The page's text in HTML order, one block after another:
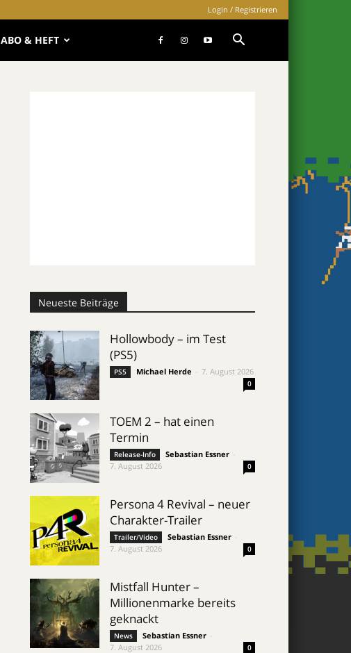
Login / Registrieren
ABO & HEFT
Neueste Beiträge
Hollowbody – im Test
(PS5)
PS5 Michael Herde 7. August 2026
0
TOEM 2 – hat einen
Termin
Release-Info Sebastian Essner
7. August 2026
0
Persona 4 Revival – neuer
Charakter-Trailer
Trailer/Video Sebastian Essner
7. August 2026
0
Mistfall Hunter –
Millionenmarke bereits
geknackt
News Sebastian Essner
7. August 2026
0